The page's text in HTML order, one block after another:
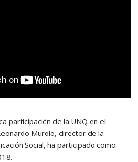
participación de la UNQ en el
Murolo, director de la
Social, ha participado como